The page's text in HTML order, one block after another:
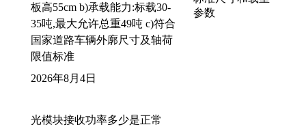
板高55cm b)承载能力:标载30-
35吨,最大允许总重49吨 c)符合
国家道路车辆外廓尺寸及轴荷
限值标准
2026年8月4日
光模块接收功率多少是正常